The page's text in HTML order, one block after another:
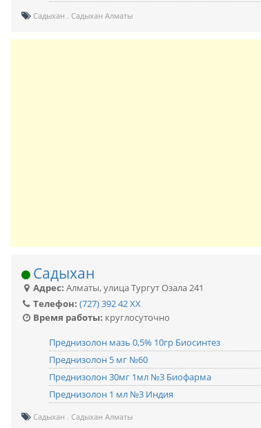
Садыхан Садыхан Алматы
Садыхан
Адрес: Алматы,улица Тургут Озала 241
Телефон: (727) 392 42 XX
Время работы: круглосуточно
Преднизолон мазь 0,5% 10гр Биосинтез
Преднизолон 5 мг №60
Преднизолон 30мг 1мл №3 Биофарма
Преднизолон 1 мл №3 Индия
Садыхан Садыхан Алматы